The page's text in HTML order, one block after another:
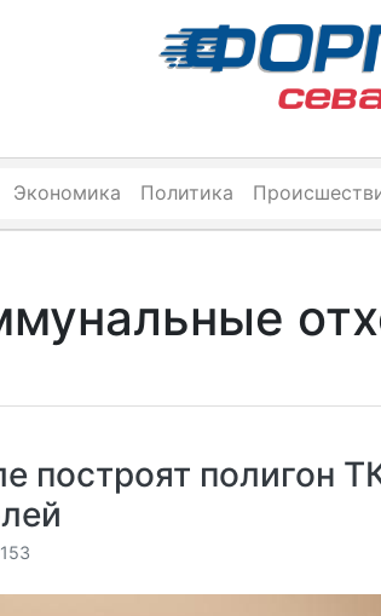
Экономика Политика
построят полигон